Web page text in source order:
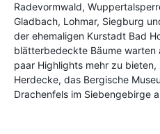
Radevormwald,
Gladbach, Lohmar, Siegburg
der ehemaligen Kurstadt Bad
blätterbedeckte Bäume warten
paar Highlights mehr zu
Herdecke, das Bergische
Drachenfels im Siebengebirge